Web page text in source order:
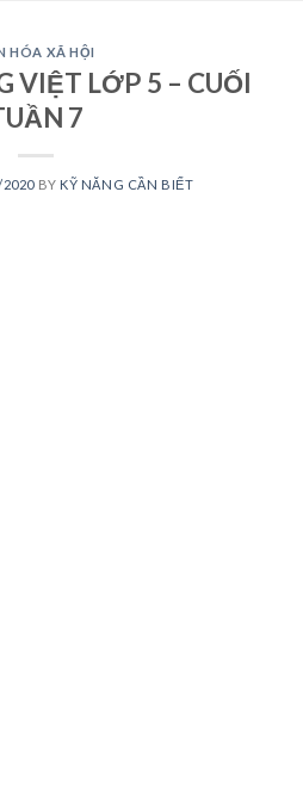
HÓA XÃ HỘI
VIỆT LỚP 5 – CUỐI
7
BY KỸ NĂNG CẦN BIẾT